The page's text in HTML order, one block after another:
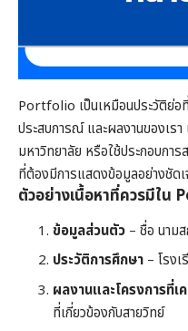
Portfolio เป็นเหมือนประวัติย่อ
ประสบการณ์ และผลงานของเรา
มหาวิทยาลัย หรือใช้ประกอบการ
ที่ต้องมีการแสดงข้อมูลอย่างชัดเ
ตัวอย่างเนื้อหาที่ควรมีใน
ข้อมูลส่วนตัว– ชื่อ นาม
ประวัติการศึกษา– โรงเ
ผลงานและโครงการที่เ
ที่เกี่ยวข้องกับสายวิทย์